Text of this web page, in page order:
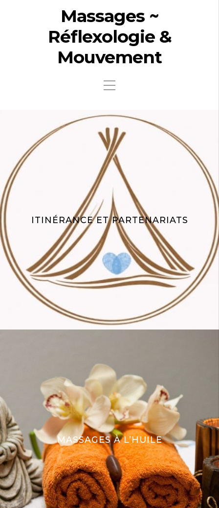
Massages ~
Réflexologie &
Mouvement
ITINÉRANCE ET PARTENARIATS
MASSAGES À L’HUILE